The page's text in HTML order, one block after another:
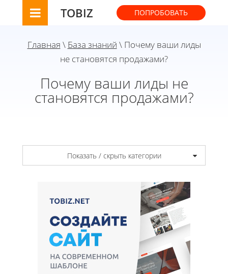
TOBIZ ПОПРОБОВАТЬ
Главная \ База знаний \ Почему ваши лиды
не становятся продажами?
Почему ваши лиды не
становятся продажами?
Показать / скрыть категории